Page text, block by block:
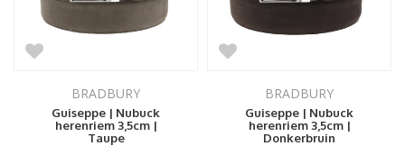
BRADBURY
Guiseppe | Nubuck
herenriem 3,5cm |
Taupe
BRADBURY
Guiseppe | Nubuck
herenriem 3,5cm |
Donkerbruin